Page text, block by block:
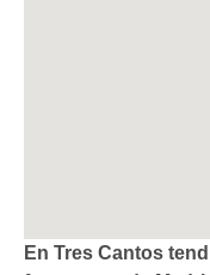
En Tres Cantos